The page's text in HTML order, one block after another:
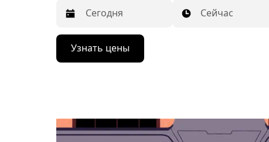
Нажмите
стрелку
вниз,
выбрать
дату.
Сейчас
Узнать цены